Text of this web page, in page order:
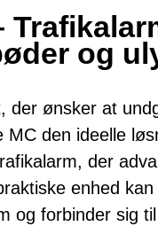
og
der ønsker at
MC den ideelle
der
enhed
og forbinder sig